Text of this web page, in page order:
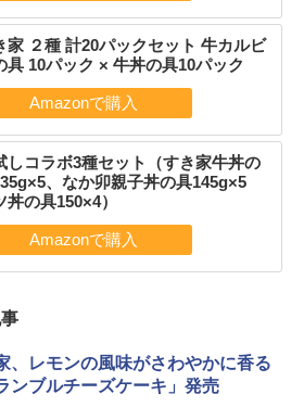
家 ２種 計20パックセット 牛カルビ
具 10パック × 牛丼の具10パック
しコラボ3種セット（すき家牛丼の
、なか卯親子丼の具145g×5
丼の具150×4）
、レモンの風味がさわやかに香る
ンブルチーズケーキ」発売